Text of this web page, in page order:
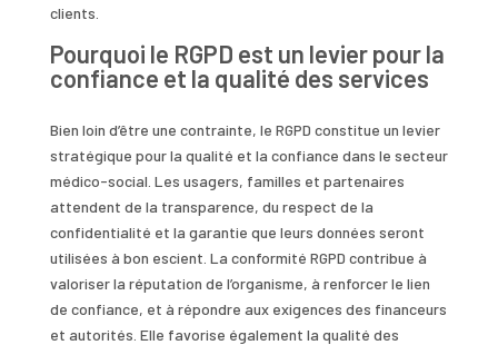
clients.
Pourquoi le RGPD est un levier pour la
confiance et la qualité des services
Bien loin d’être une contrainte, le RGPD constitue un levier
stratégique pour la qualité et la confiance dans le secteur
médico-social. Les usagers, familles et partenaires
attendent de la transparence, du respect de la
confidentialité et la garantie que leurs données seront
utilisées à bon escient. La conformité RGPD contribue à
valoriser la réputation de l’organisme, à renforcer le lien
de confiance, et à répondre aux exigences des financeurs
et autorités. Elle favorise également la qualité des